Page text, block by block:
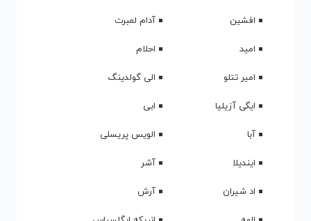
افشین
آدام لمبرت
امید
احلام
امیر تتلو
الی گولدینگ
ایگی آزیلیا
ابی
آبا
الویس پریسلی
ایندیلا
آشر
اد شیران
آرش